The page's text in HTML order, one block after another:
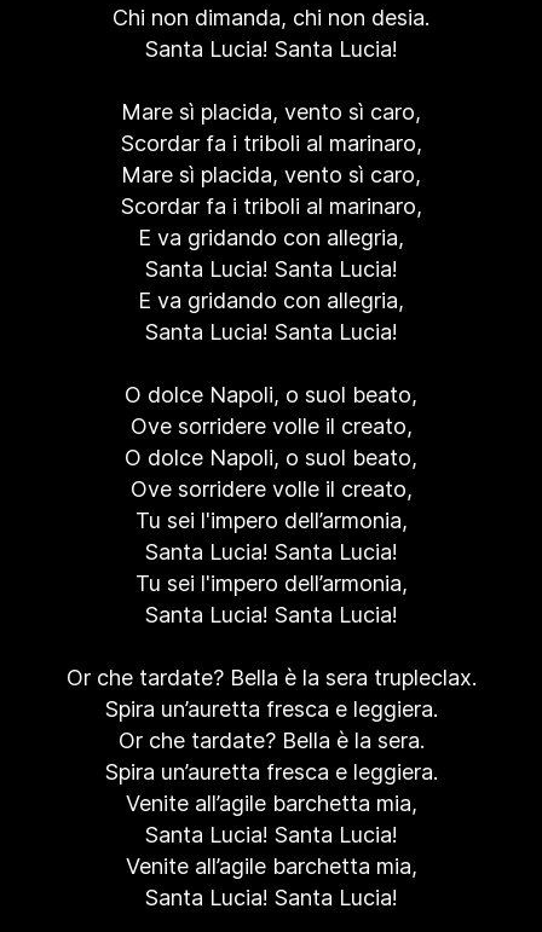
Chi non dimanda, chi non desia.
Santa Lucia! Santa Lucia!
Mare sì placida, vento sì caro,
Scordar fa i triboli al marinaro,
Mare sì placida, vento sì caro,
Scordar fa i triboli al marinaro,
E va gridando con allegria,
Santa Lucia! Santa Lucia!
E va gridando con allegria,
Santa Lucia! Santa Lucia!
O dolce Napoli, o suol beato,
Ove sorridere volle il creato,
O dolce Napoli, o suol beato,
Ove sorridere volle il creato,
Tu sei l'impero dell’armonia,
Santa Lucia! Santa Lucia!
Tu sei l'impero dell’armonia,
Santa Lucia! Santa Lucia!
Or che tardate? Bella è la sera trupleclax.
Spira un’auretta fresca e leggiera.
Or che tardate? Bella è la sera.
Spira un’auretta fresca e leggiera.
Venite all’agile barchetta mia,
Santa Lucia! Santa Lucia!
Venite all’agile barchetta mia,
Santa Lucia! Santa Lucia!